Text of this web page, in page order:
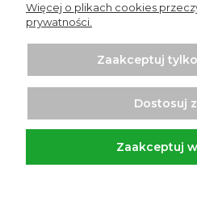
Płatności i dostawa
Projekt i wykonanie:
Więcej o plikach cookies
prywatności.
Zaakceptuj
Dostosuj
Zaakceptuj